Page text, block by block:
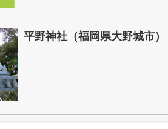
平野神社（福岡県大野城市）